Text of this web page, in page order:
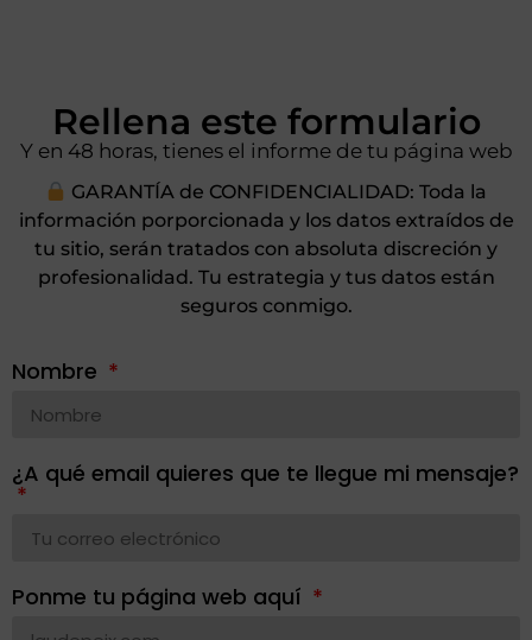
Rellena este formulario
Y en 48 horas, tienes el informe de tu página web
GARANTÍA de CONFIDENCIALIDAD: Toda la
información porporcionada y los datos extraídos de
tu sitio, serán tratados con absoluta discreción y
profesionalidad. Tu estrategia y tus datos están
seguros conmigo.
Nombre
¿A qué email quieres que te llegue mi mensaje?
Ponme tu página web aquí